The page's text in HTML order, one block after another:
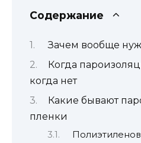
Содержание
Зачем вообще
Когда
когда нет
Какие бывают
пленки